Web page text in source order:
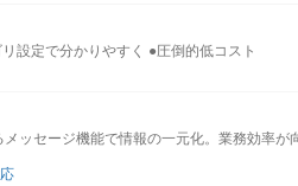
設定で分かりやすく ●圧倒的低コスト
ッセージ機能で情報の一元化。業務効率が